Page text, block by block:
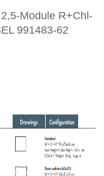
2,5-Module R+Chl-
991483-62